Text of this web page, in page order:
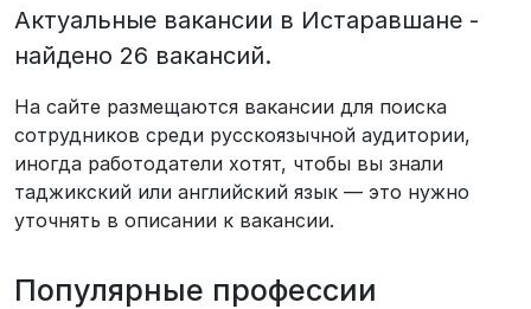
Актуальные вакансии в Истаравшане -
найдено 26 вакансий.
На сайте размещаются вакансии для поиска
сотрудников среди русскоязычной аудитории,
иногда работодатели хотят, чтобы вы знали
таджикский или английский язык — это нужно
уточнять в описании к вакансии.
Популярные профессии